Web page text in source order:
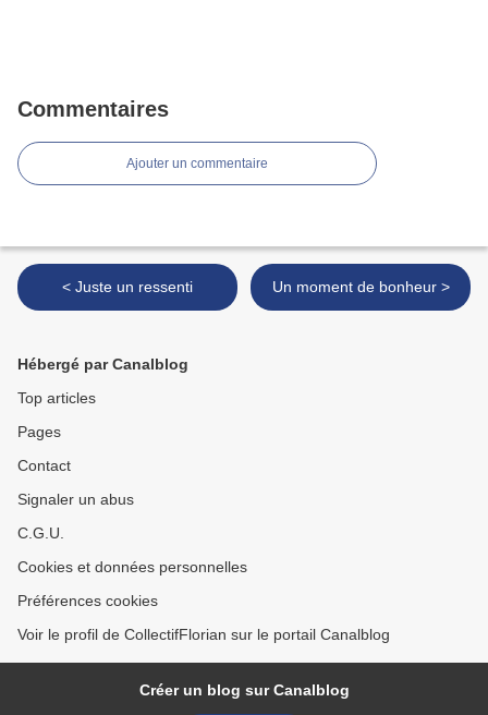
Commentaires
Ajouter un commentaire
< Juste un ressenti Un moment de bonheur >
Hébergé par Canalblog
Top articles
Pages
Contact
Signaler un abus
C.G.U.
Cookies et données personnelles
Préférences cookies
Voir le profil de CollectifFlorian sur le portail Canalblog
Créer un blog sur Canalblog